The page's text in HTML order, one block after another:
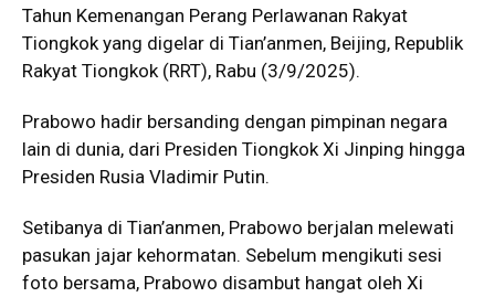
Tahun Kemenangan Perang Perlawanan Rakyat
Tiongkok yang digelar di Tian’anmen, Beijing, Republik
Rakyat Tiongkok (RRT), Rabu (3/9/2025).
Prabowo hadir bersanding dengan pimpinan negara
lain di dunia, dari Presiden Tiongkok Xi Jinping hingga
Presiden Rusia Vladimir Putin.
Setibanya di Tian’anmen, Prabowo berjalan melewati
pasukan jajar kehormatan. Sebelum mengikuti sesi
foto bersama, Prabowo disambut hangat oleh Xi